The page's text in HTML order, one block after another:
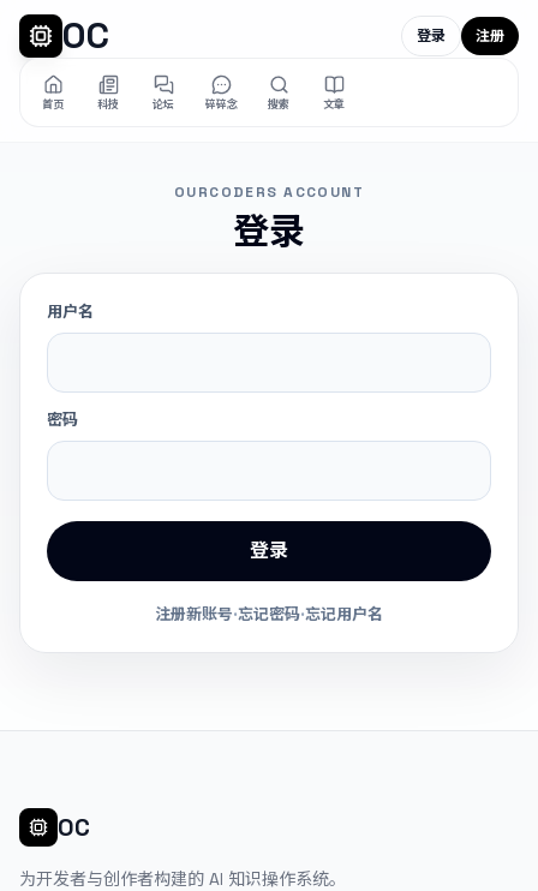
OC
首页 科技 论坛 碎碎念 搜索 文章
登录 注册
OURCODERS ACCOUNT
登录
用户名
密码
登录
注册新账号·忘记密码·忘记用户名
OC
为开发者与创作者构建的 AI 知识操作系统。